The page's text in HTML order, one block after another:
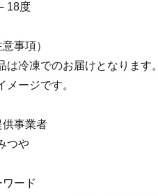
18度
事項）
冷凍でのお届けとなります。
ージです。
事業者
つや
ード